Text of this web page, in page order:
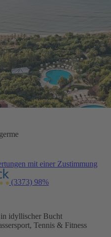
mit einer Zustimmung
(3373) 98%
idyllischer Bucht
Tennis & Fitness